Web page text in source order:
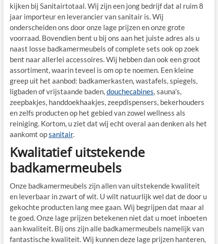
kijken bij Sanitairtotaal. Wij zijn een jong bedrijf dat al ruim 8
jaar importeur en leverancier van sanitair is. Wij
onderscheiden ons door onze lage prijzen en onze grote
voorraad. Bovendien bent u bij ons aan het juiste adres als u
naast losse badkamermeubels of complete sets ook op zoek
bent naar allerlei accessoires. Wij hebben dan ook een groot
assortiment, waarin teveel is om op te noemen. Een kleine
greep uit het aanbod: badkamerkasten, wastafels, spiegels,
ligbaden of vrijstaande baden,douchecabines, sauna’s,
zeepbakjes, handdoekhaakjes, zeepdispensers, bekerhouders
en zelfs producten op het gebied van zowel wellness als
reiniging. Kortom, u ziet dat wij echt overal aan denken als het
aankomt opsanitair.
Kwalitatief uitstekende
badkamermeubels
Onze badkamermeubels zijn allen van uitstekende kwaliteit
en leverbaar in zwart of wit. U wilt natuurlijk wel dat de door u
gekochte producten lang mee gaan. Wij begrijpen dat maar al
te goed. Onze lage prijzen betekenen niet dat u moet inboeten
aan kwaliteit. Bij ons zijn alle badkamermeubels namelijk van
fantastische kwaliteit. Wij kunnen deze lage prijzen hanteren,